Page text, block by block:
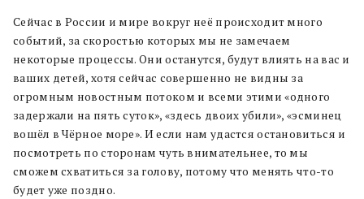
Сейчас в России и мире вокруг неё происходит много
событий, за скоростью которых мы не замечаем
некоторые процессы. Они останутся, будут влиять на вас и
ваших детей, хотя сейчас совершенно не видны за
огромным новостным потоком и всеми этими «одного
задержали на пять суток», «здесь двоих убили», «эсминец
вошёл в Чёрное море». И если нам удастся остановиться и
посмотреть по сторонам чуть внимательнее, то мы
сможем схватиться за голову, потому что менять что-то
будет уже поздно.